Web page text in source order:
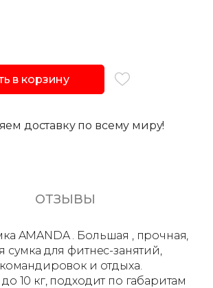
в корзину
доставку по всему миру!
ОТЗЫВЫ
AMANDA . Большая , прочная,
сумка для фитнес-занятий,
и отдыха.
10 кг, подходит по габаритам